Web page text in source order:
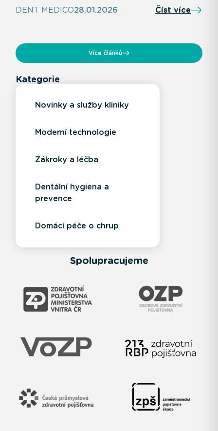
důrazem na komfort a individuální přístup.
DENT MEDICO28.01.2026 Číst více
Více článků
Kategorie
Novinky a služby kliniky
Moderní technologie
Zákroky a léčba
Dentální hygiena a
prevence
Domácí péče o chrup
Spolupracujeme